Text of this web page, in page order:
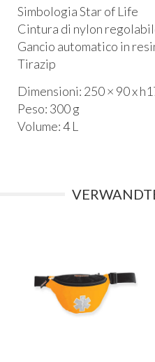
Simbologia Star of Life
Cintura di nylon
Gancio automatico in
Tirazip
Dimensioni: 250 × 90 x
Peso: 300 g
Volume: 4 L